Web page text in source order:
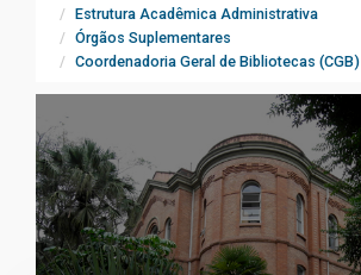
Estrutura Acadêmica Administrativa
Órgãos Suplementares
Coordenadoria Geral de Bibliotecas (CGB)